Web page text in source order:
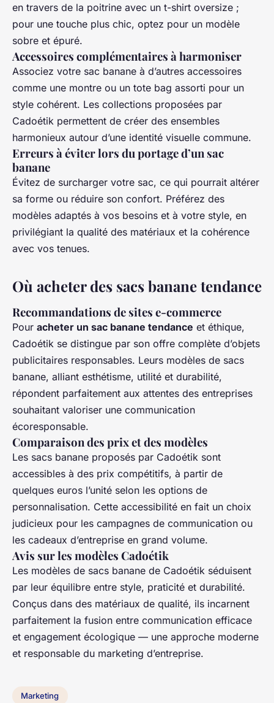
en travers de la poitrine avec un t-shirt oversize ;
pour une touche plus chic, optez pour un modèle
sobre et épuré.
Accessoires complémentaires à harmoniser
Associez votre sac banane à d’autres accessoires
comme une montre ou un tote bag assorti pour un
style cohérent. Les collections proposées par
Cadoétik permettent de créer des ensembles
harmonieux autour d’une identité visuelle commune.
Erreurs à éviter lors du portage d’un sac
banane
Évitez de surcharger votre sac, ce qui pourrait altérer
sa forme ou réduire son confort. Préférez des
modèles adaptés à vos besoins et à votre style, en
privilégiant la qualité des matériaux et la cohérence
avec vos tenues.
Où acheter des sacs banane tendance
Recommandations de sites e-commerce
Pour acheter un sac banane tendance et éthique,
Cadoétik se distingue par son offre complète d’objets
publicitaires responsables. Leurs modèles de sacs
banane, alliant esthétisme, utilité et durabilité,
répondent parfaitement aux attentes des entreprises
souhaitant valoriser une communication
écoresponsable.
Comparaison des prix et des modèles
Les sacs banane proposés par Cadoétik sont
accessibles à des prix compétitifs, à partir de
quelques euros l’unité selon les options de
personnalisation. Cette accessibilité en fait un choix
judicieux pour les campagnes de communication ou
les cadeaux d’entreprise en grand volume.
Avis sur les modèles Cadoétik
Les modèles de sacs banane de Cadoétik séduisent
par leur équilibre entre style, praticité et durabilité.
Conçus dans des matériaux de qualité, ils incarnent
parfaitement la fusion entre communication efficace
et engagement écologique — une approche moderne
et responsable du marketing d’entreprise.
Marketing